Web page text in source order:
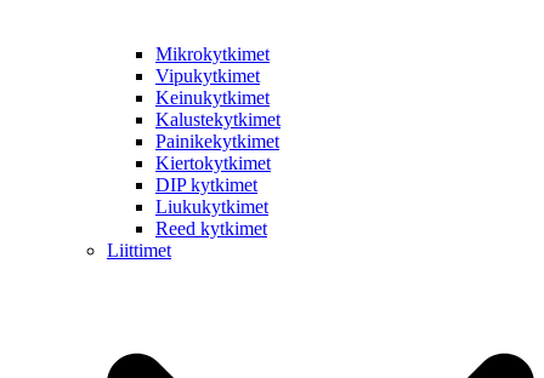
Mikrokytkimet
Vipukytkimet
Keinukytkimet
Kalustekytkimet
Painikekytkimet
Kiertokytkimet
DIP kytkimet
Liukukytkimet
Reed kytkimet
Liittimet